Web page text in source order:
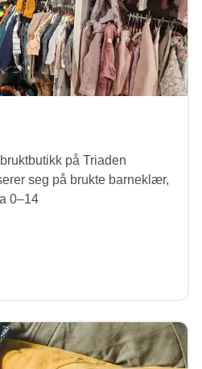
på Triaden
seg på brukte barneklær,
0–14